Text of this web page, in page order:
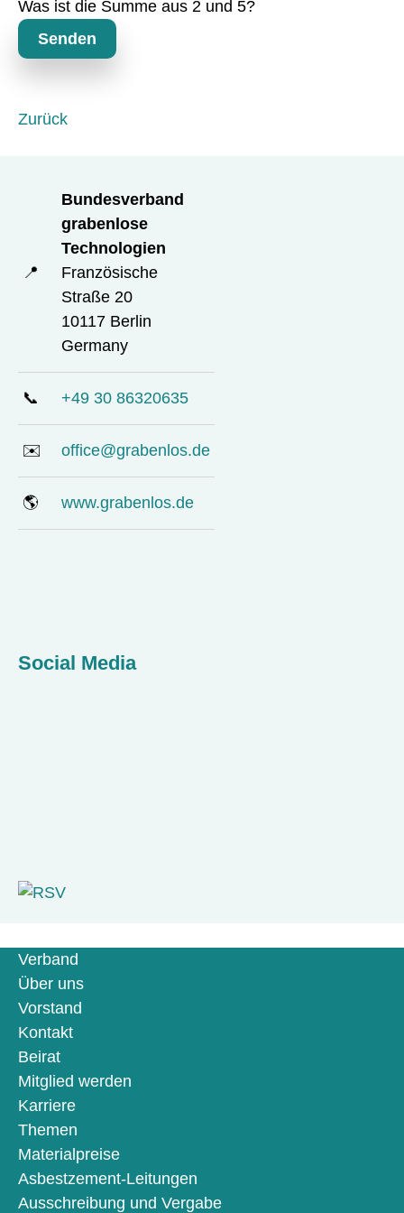
h
f
d
Was ist die Summe aus 2 und 5?
Senden
Zurück
📍
Bundesverband
grabenlose
Technologien
Französische
Straße 20
10117 Berlin
Germany
📞 +49 30 86320635
✉️ office@grabenlos.de
🌎 www.grabenlos.de
Social Media
Verband
Über uns
Vorstand
Kontakt
Beirat
Mitglied werden
Karriere
Themen
Materialpreise
Asbestzement-Leitungen
Ausschreibung und Vergabe